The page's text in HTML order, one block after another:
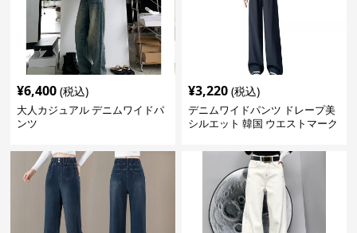
¥6,400 (税込)
大人カジュアル デニムワイドパ
ンツ
¥3,220 (税込)
デニムワイドパンツ ドレープ美
シルエット 韓国 ウエストマーク